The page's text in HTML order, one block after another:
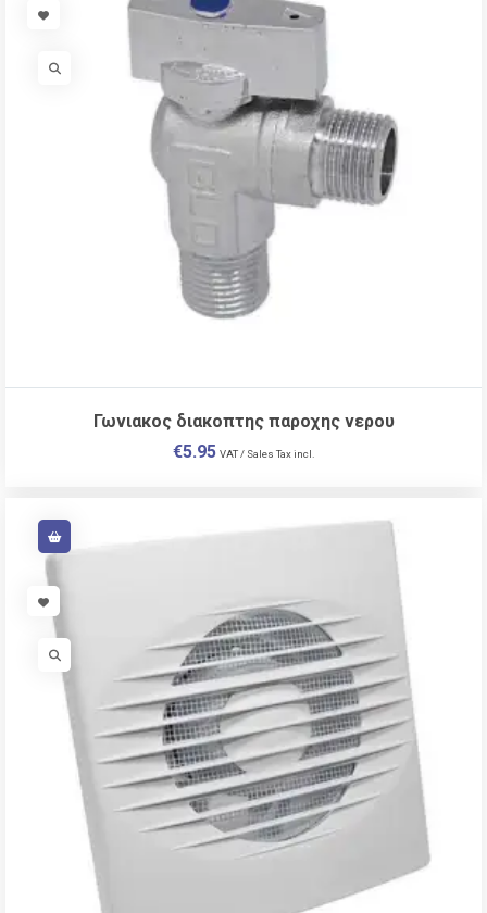
VISIT LINK
VISIT LINK
Γωνιακος διακοπτης παροχης νερου
€5.95 VAT / Sales Tax incl.
VISIT LINK
VISIT LINK